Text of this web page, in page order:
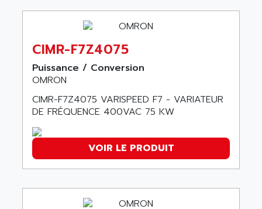
WS SERIES
PB200
TSX COMPACT
984 SERIE
TSX21
C350
15N
PB15
ACBEL
ACCESS
ACCROSSER
ACCU
ACCUCELL
ACCU-SORT SYSTEMS
ACEDIS
ACERIME
CIMR-F7Z4075
Puissance / Conversion
OMRON
CIMR-F7Z4075 VARISPEED F7 - VARIATEUR
DE FRÉQUENCE 400VAC 75 KW
VOIR LE PRODUIT